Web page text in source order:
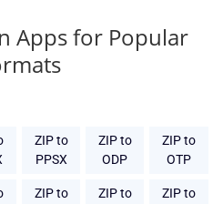
Apps for Popular
ZIP to
PPSX
ZIP to
ODP
ZIP to
OTP
ZIP to
ZIP to
ZIP to